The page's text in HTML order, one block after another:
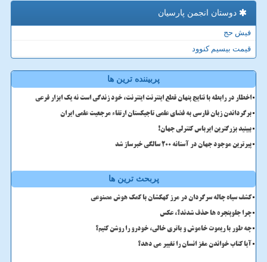
دوستان انجمن پارسیان
فیش حج
قیمت بیسیم کنوود
پربیننده ترین ها
اخطار در رابطه با نتایج پنهان قطع اینترنت اینترنت، خود زندگی است نه یک ابزار فرعی
برگرداندن زبان فارسی به فضای علمی تاجیکستان ارتقاء مرجعیت علمی ایران
ببینید بزرگترین ایرباس کنترلی جهان!
پیرترین موجود جهان در آستانه ۲۰۰ سالگی خبرساز شد
پربحث ترین ها
کشف سیاه چاله سرگردان در مرز کهکشان با کمک هوش مصنوعی
چرا جلوپنجره ها حذف شدند؟، عکس
چه طور با ریموت خاموش و باتری خالی، خودرو را روشن کنیم؟
آیا کتاب خواندن مغز انسان را تغییر می دهد؟